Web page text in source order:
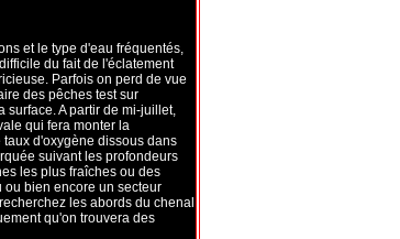
et le type d'eau fréquentés,
du fait de l'éclatement
Parfois on perd de vue
des pêches test sur
surface. A partir de mi-juillet,
qui fera monter la
d'oxygène dissous dans
suivant les profondeurs
les plus fraîches ou des
bien encore un secteur
les abords du chenal
qu'on trouvera des